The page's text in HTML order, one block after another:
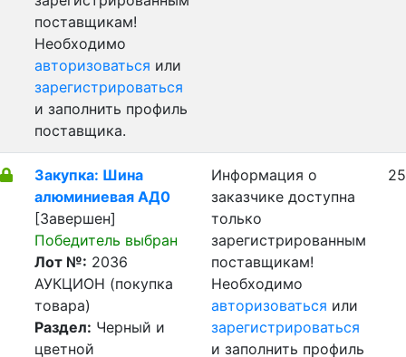
поставщикам!
Необходимо
авторизоваться или
зарегистрироваться
и заполнить профиль
поставщика.
Закупка: Шина
алюминиевая АД0
[Завершен]
Победитель выбран
Лот №: 2036
АУКЦИОН (покупка
товара)
Раздел: Черный и
цветной
Информация о
заказчике доступна
только
зарегистрированным
поставщикам!
Необходимо
авторизоваться или
зарегистрироваться
и заполнить профиль